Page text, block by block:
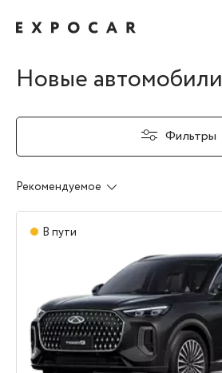
Новые автомобили
Фильтры
Рекомендуемое
В пути